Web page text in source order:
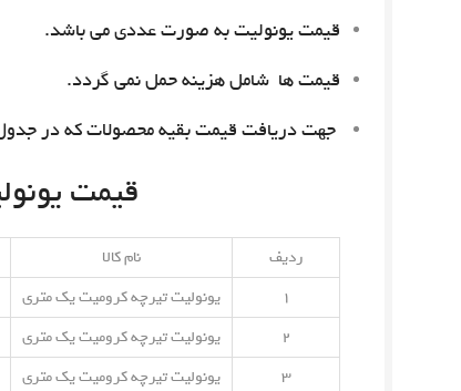
قیمت یونولیت به صورت عددی می باشد.
قیمت ها شامل هزینه حمل نمی گردد.
جهت دریافت قیمت بقیه محصولات که در
قیمت یونولیت
ردیف نام کالا
۱
یونولیت تیرچه کرومیت یک متری
۲
یونولیت تیرچه کرومیت یک متری
۳
یونولیت تیرچه کرومیت یک متری